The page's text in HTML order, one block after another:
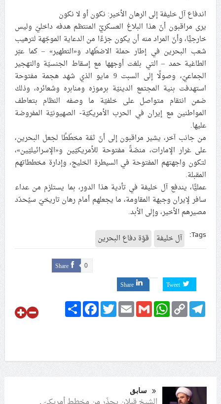
اندفاع آل خليفة إلى الرهان الأخير: نكون أو لا نكون
يرى مراقبون أنّ هذا البلاغ العسكريّ المنتظم هدفه داخليّ وليس
خارجيًّا، وأنّ المراد منه أن يكون جزءًا من الدعاية الموجّهة لترهيب
شعب البحرين في إطار حملة الاضطّهاد و«التطهير» – كما عبّر
الطاغية حمد – التي بلغت أوجهها مع إسقاط الجنسيّة والتهجير
الجماعيّ، وصولًا إلى السبت 9 مايو الذي شهد هجمة مفتوحة
استهدفت بنية المجتمع الدينيّة برموزه ومنابره وشعائره، وذلك
ضمن انتقام متواصل على خلفيّة ما وصفه النظام بتعاطف
المواطنين مع إيران في الحرب الأمريكيّة- الصهيونيّة المفروضة
عليها.
من جانب آخر، يشير مراقبون إلى أنّ ثمّة مخطّطًا لجعل البحرين،
على غرار الإمارات، منصّةً مفتوحة للأمريكيّين و«الإسرائيليّين»،
لتكون واجهتهم المفتوحة في السيطرة الخليج، وإدارة مخططاتهم
المقبلة.
عمليًّا، يندفع آل خليفة في تأدية هذا الدور، بما يستلزم من عداء
سافر لإيران وجبهة المقاومة، ما يجعلهم أمام رهان تاريخيّ سيُحدّد
مصيرهم الأخير، وإلى الأبد.
Tags: آل خليفة قوّة دفاع البحرين
Share 0
Tweet
Share
ShareFacebookTwitterEmailGmail
WhatsApp Copy
Link
Telegram
سابق